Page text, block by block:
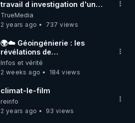
travail d investigation d'une
journaliste independante
2017
TrueMedia
2 years ago
737 views
🌍☁️ Géoingénierie : les
révélations de
#ClaireSeverac 😱✈️🌦️
Infos et vérité
2 weeks ago
184 views
climat-le-film
reinfo
2 years ago
93 views